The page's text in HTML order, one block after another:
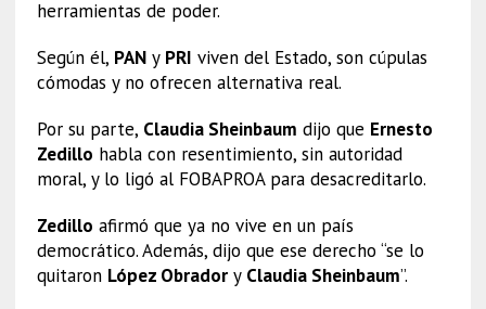
herramientas de poder.
Según él, PANy PRI viven del Estado, son cúpulas
cómodas y no ofrecen alternativa real.
Por su parte, Claudia Sheinbaum dijo que Ernesto
Zedillo habla con resentimiento, sin autoridad
moral, y lo ligó al FOBAPROA para desacreditarlo.
Zedillo afirmó que ya no vive en un país
democrático. Además, dijo que ese derecho “se lo
quitaron López Obradory Claudia Sheinbaum”.